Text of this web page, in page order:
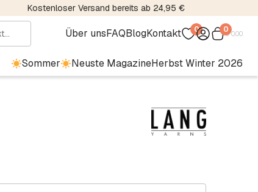
Kostenloser Versand bereits ab 24,95 €
Über unsFAQBlogKontakt 0 0€0.00
Sommer Neuste MagazineHerbst Winter 2026